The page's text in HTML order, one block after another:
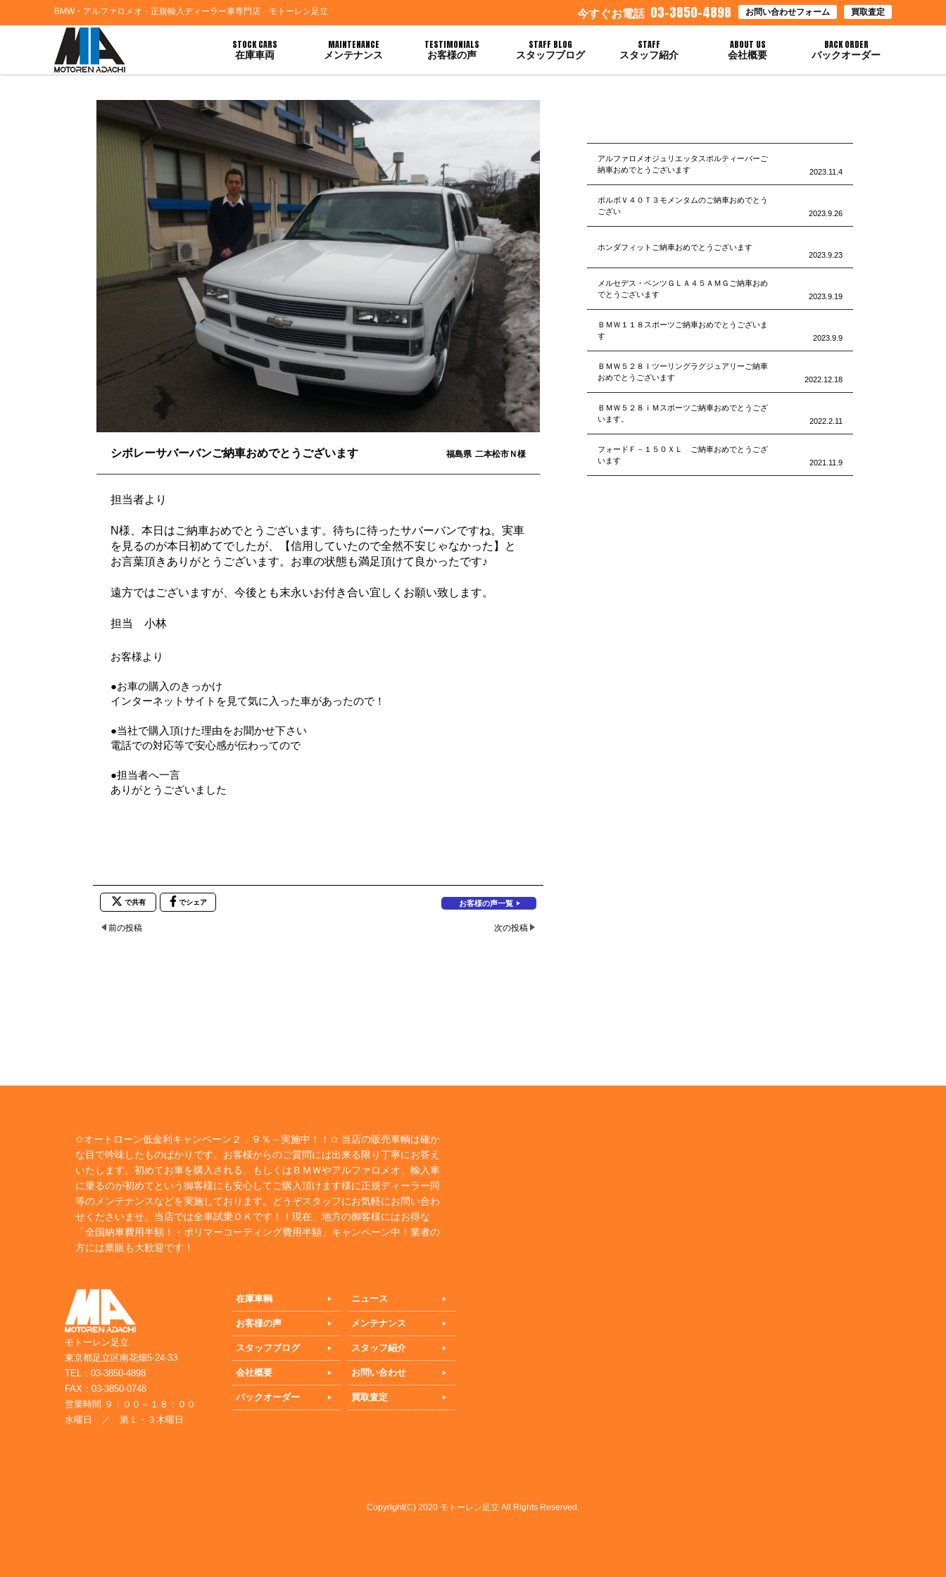
BMW・アルファロメオ・正規輸入ディーラー車専門店 モトーレン足立 今すぐお電話 03-3850-4898 お問い合わせフォーム 買取査定
STOCK CARS
在庫車両
MAINTENANCE
メンテナンス
TESTIMONIALS
お客様の声
STAFF BLOG
スタッフブログ
STAFF
スタッフ紹介
ABOUT US
会社概要
BACK ORDER
バックオーダー
HOME>お客様の声> シボレーサバーバンご納車おめでとうございます
シボレーサバーバンご納車おめでとうございます 福島県 二本松市Ｎ様
担当者より
N様、本日はご納車おめでとうございます。待ちに待ったサバーバンですね。実車
を見るのが本日初めてでしたが、【信用していたので全然不安じゃなかった】と
お言葉頂きありがとうございます。お車の状態も満足頂けて良かったです♪
遠方ではございますが、今後とも末永いお付き合い宜しくお願い致します。
担当 小林
お客様より
●お車の購入のきっかけ
インターネットサイトを見て気に入った車があったので！
●当社で購入頂けた理由をお聞かせ下さい
電話での対応等で安心感が伝わってので
●担当者へ一言
ありがとうございました
で共有 でシェア お客様の声一覧
前の投稿 次の投稿
アルファロメオジュリエッタスポルティーバーご
納車おめでとうございます
2023.11.4
ボルボＶ４０Ｔ３モメンタムのご納車おめでとう
ござい
2023.9.26
ホンダフィットご納車おめでとうございます
2023.9.23
メルセデス・ベンツＧＬＡ４５ＡＭＧご納車おめ
でとうございます
2023.9.19
ＢＭＷ１１８スポーツご納車おめでとうございま
す
2023.9.9
ＢＭＷ５２８Ｉツーリングラグジュアリーご納車
おめでとうございます
2022.12.18
ＢＭＷ５２８ｉＭスポーツご納車おめでとうござ
います。
2022.2.11
フォードＦ－１５０ＸＬ ご納車おめでとうござ
います
2021.11.9
✩オートローン低金利キャンペーン２．９％～実施中！！✩ 当店の販売車輌は確か
な目で吟味したものばかりです。お客様からのご質問には出来る限り丁寧にお答え
いたします。初めてお車を購入される、もしくはＢＭＷやアルファロメオ、輸入車
に乗るのが初めてという御客様にも安心してご購入頂けます様に正規ディーラー同
等のメンテナンスなどを実施しております。どうぞスタッフにお気軽にお問い合わ
せくださいませ。当店では全車試乗ＯＫです！！現在、地方の御客様にはお得な
「全国納車費用半額！・ポリマーコーティング費用半額」キャンペーン中！業者の
方には業販も大歓迎です！
モトーレン足立
東京都足立区南花畑5-24-33
TEL：03-3850-4898
FAX：03-3850-0748
営業時間 ９：００～１８：００
水曜日 ／ 第１・３木曜日
在庫車輌 ニュース
お客様の声 メンテナンス
スタッフブログ スタッフ紹介
会社概要 お問い合わせ
バックオーダー 買取査定
Copyright(C) 2020 モトーレン足立 All Rights Reserved.